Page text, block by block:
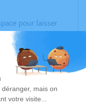
pour laisser
souvenirs, une
travers des
un lieu
de Martine
est